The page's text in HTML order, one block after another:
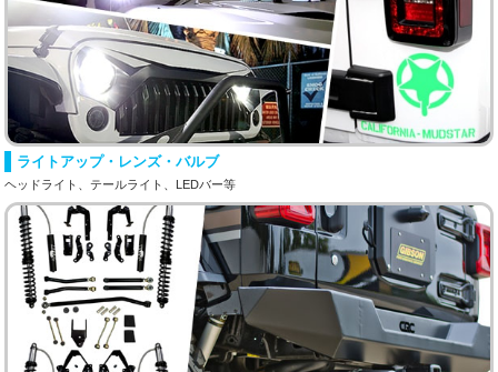
ライトアップ・レンズ・バルブ
ヘッドライト、テールライト、LEDバー等